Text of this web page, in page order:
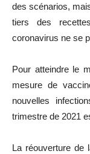
des scénarios,
tiers des
coronavirus ne se
Pour atteindre le
mesure de
nouvelles
trimestre de 2021
La réouverture de